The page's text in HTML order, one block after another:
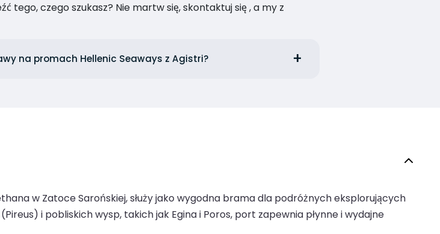
tego, czego szukasz? Nie martw się, skontaktuj się , a my z
na promach Hellenic Seaways z Agistri?
w Zatoce Sarońskiej, służy jako wygodna brama dla podróżnych eksplorujących
i pobliskich wysp, takich jak Egina i Poros, port zapewnia płynne i wydajne